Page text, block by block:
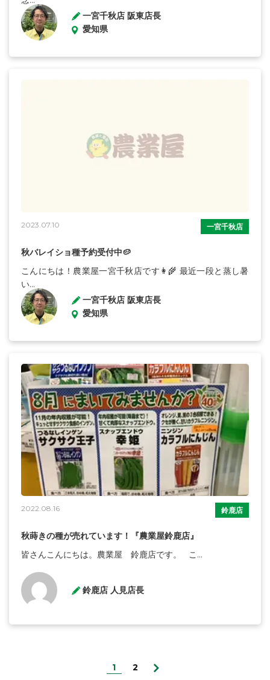
一宮千秋店 阪東店長
愛知県
2023.07.10 一宮千秋店
秋バレイショ種予約受付中🥔
こんにちは！農業屋一宮千秋店です👩‍🌾 最近一段と蒸し暑
い...
一宮千秋店 阪東店長
愛知県
2022.08.16 鈴鹿店
秋蒔きの種が売れています！『農業屋鈴鹿店』
皆さんこんにちは。農業屋 鈴鹿店です。 こ...
鈴鹿店 人見店長
1 2